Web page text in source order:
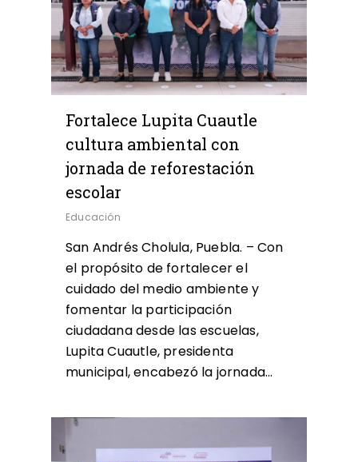
Fortalece Lupita Cuautle
cultura ambiental con
jornada de reforestación
escolar
Educación
San Andrés Cholula, Puebla. – Con
el propósito de fortalecer el
cuidado del medio ambiente y
fomentar la participación
ciudadana desde las escuelas,
Lupita Cuautle, presidenta
municipal, encabezó la jornada…